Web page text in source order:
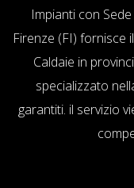
Impianti con
Firenze (FI) fornisce
Caldaie in
specializzato
garantiti. il servizio